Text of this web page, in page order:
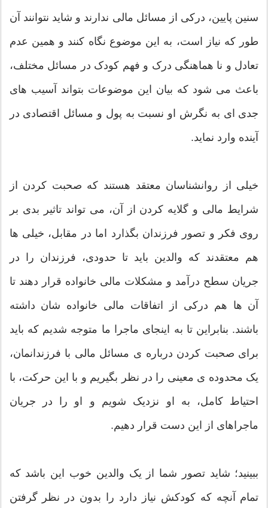
سنین پایین، درکی از مسائل مالی ندارند و شاید نتوانند آن
طور که نیاز است، به این موضوع نگاه کنند و همین عدم
تعادل و نا هماهنگی درک و فهم کودک در مسائل مختلف،
باعث می شود که بیان این موضوعات بتواند آسیب های
جدی ای به نگرش او نسبت به پول و مسائل اقتصادی در
آینده وارد نماید.
خیلی از روانشناسان معتقد هستند که صحبت کردن از
شرایط مالی و گلایه کردن از آن، می تواند تاثیر بدی بر
روی فکر و تصور فرزندان بگذارد اما در مقابل، خیلی ها
هم معتقدند که والدین باید تا حدودی، فرزندان را در
جریان سطح درآمد و مشکلات مالی خانواده قرار دهند تا
آن ها هم درکی از اتفاقات مالی خانواده شان داشته
باشند. بنابراین تا به اینجای ماجرا ما متوجه شدیم که باید
برای صحبت کردن درباره ی مسائل مالی با فرزندانمان،
یک محدوده ی معینی را در نظر بگیریم و با این حرکت، با
احتیاط کامل، به او نزدیک شویم و او را در جریان
ماجراهای از این دست قرار دهیم.
ببینید؛ شاید تصور شما از یک والدین خوب این باشد که
تمام آنچه که کودکش نیاز دارد را بدون در نظر گرفتن